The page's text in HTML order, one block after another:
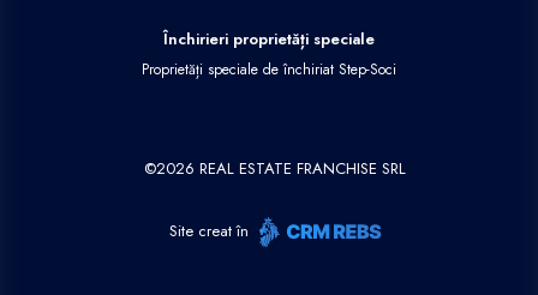
Închirieri proprietăți speciale
Proprietăți speciale de închiriat Step-Soci
©2026 REAL ESTATE FRANCHISE SRL
Site creat în